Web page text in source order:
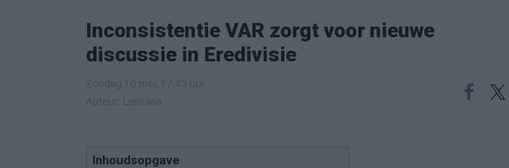
Inconsistentie VAR zorgt voor nieuwe
discussie in Eredivisie
Inhoudsopgave